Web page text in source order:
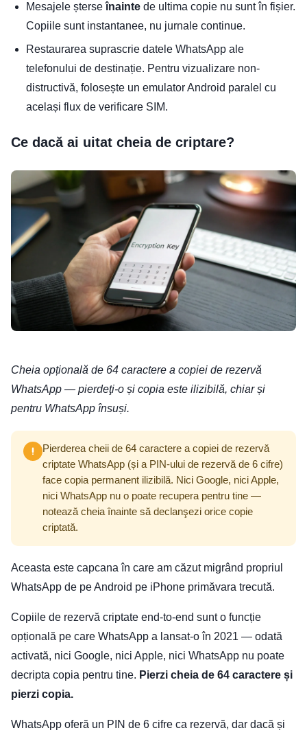
Mesajele șterseînainte de ultima copie nu sunt în fișier.
Copiile sunt instantanee, nu jurnale continue.
Restaurarea suprascrie datele WhatsApp ale
telefonului de destinație. Pentru vizualizare non-
distructivă, folosește un emulator Android paralel cu
același flux de verificare SIM.
Ce dacă ai uitat cheia de criptare?
Cheia opțională de 64 caractere a copiei de rezervă
WhatsApp — pierdeţi-o și copia este ilizibilă, chiar și
pentru WhatsApp însuși.
Pierderea cheii de 64 caractere a copiei de rezervă
criptate WhatsApp (și a PIN-ului de rezervă de 6 cifre)
face copia permanent ilizibilă. Nici Google, nici Apple,
nici WhatsApp nu o poate recupera pentru tine —
notează cheia înainte să declanşezi orice copie
criptată.
Aceasta este capcana în care am căzut migrând propriul
WhatsApp de pe Android pe iPhone primăvara trecută.
Copiile de rezervă criptate end-to-end sunt o funcție
opțională pe care WhatsApp a lansat-o în 2021 — odată
activată, nici Google, nici Apple, nici WhatsApp nu poate
decripta copia pentru tine. Pierzi cheia de 64 caractere și
pierzi copia.
WhatsApp oferă un PIN de 6 cifre ca rezervă, dar dacă și